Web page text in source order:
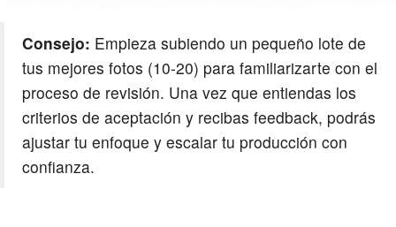
Consejo: Empieza subiendo un pequeño lote de
tus mejores fotos (10-20) para familiarizarte con el
proceso de revisión. Una vez que entiendas los
criterios de aceptación y recibas feedback, podrás
ajustar tu enfoque y escalar tu producción con
confianza.